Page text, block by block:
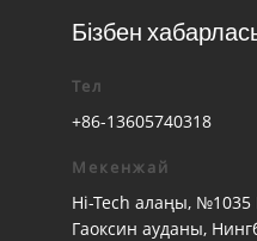
Бізбен
Тел
+86-13605740318
Мекенжай
Hi-Tech алаңы, №1035
Гаоксин ауданы,